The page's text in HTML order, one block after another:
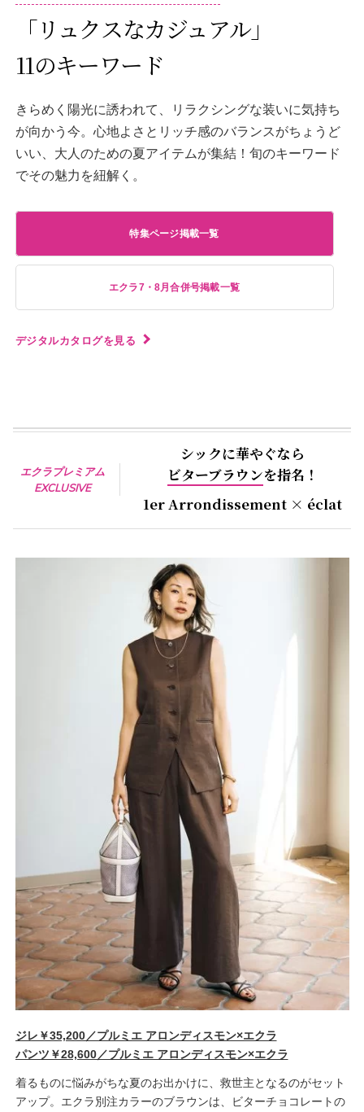
「リュクスなカジュアル」
11のキーワード
きらめく陽光に誘われて、リラクシングな装いに気持ち
が向かう今。心地よさとリッチ感のバランスがちょうど
いい、大人のための夏アイテムが集結！旬のキーワード
でその魅力を紐解く。
特集ページ掲載一覧
エクラ7・8月合併号掲載一覧
デジタルカタログを見る
エクラプレミアム
EXCLUSIVE
シックに華やぐなら
ビターブラウンを指名！
1er Arrondissement × éclat
ジレ￥35,200／プルミエ アロンディスモン×エクラ
パンツ￥28,600／プルミエ アロンディスモン×エクラ
着るものに悩みがちな夏のお出かけに、救世主となるのがセット
アップ。エクラ別注カラーのブラウンは、ビターチョコレートの